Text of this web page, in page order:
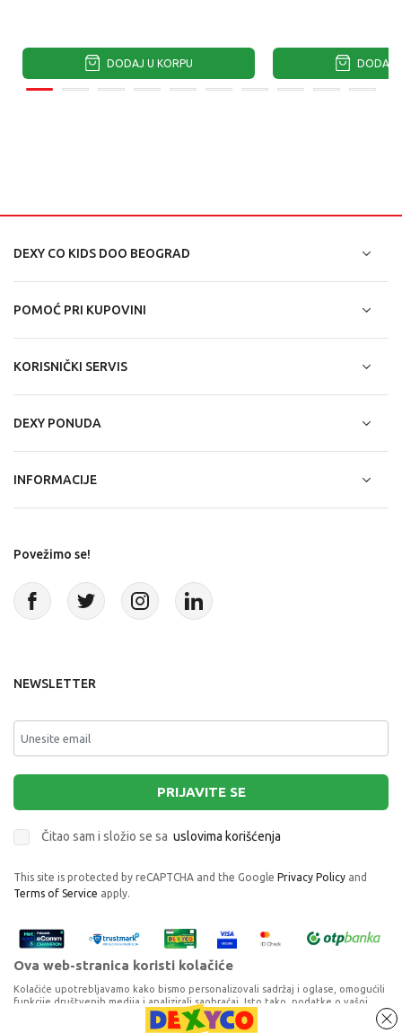
DODAJ U KORPU DODAJ
DEXY CO KIDS DOO BEOGRAD
POMOĆ PRI KUPOVINI
KORISNIČKI SERVIS
DEXY PONUDA
INFORMACIJE
Povežimo se!
NEWSLETTER
PRIJAVITE SE
Čitao sam i složio se sa uslovima korišćenja
This site is protected by reCAPTCHA and the Google Privacy Policy and
Terms of Service apply.
Ova web-stranica koristi kolačiće
Kolačiće upotrebljavamo kako bismo personalizovali sadržaj i oglase, omogućili
funkcije društvenih medija i analizirali saobraćaj. Isto tako, podatke o vašoj
upotrebi naše web-lokacije delimo s partnerima za društvene medije,
oglašavanje i analizu, a oni ih mogu kombinovati s drugim podacima koje ste im